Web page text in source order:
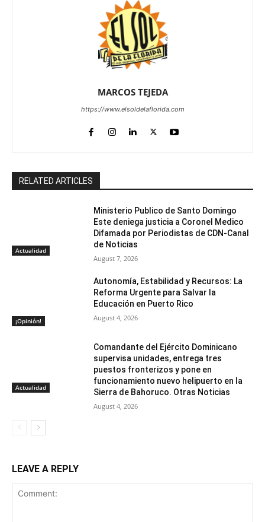
MARCOS TEJEDA
https://www.elsoldelaflorida.com
RELATED ARTICLES
Actualidad
Ministerio Publico de Santo Domingo
Este deniega justicia a Coronel Medico
Difamada por Periodistas de CDN-Canal
de Noticias
August 7, 2026
¡Opinión!
Autonomía, Estabilidad y Recursos: La
Reforma Urgente para Salvar la
Educación en Puerto Rico
August 4, 2026
Actualidad
Comandante del Ejército Dominicano
supervisa unidades, entrega tres
puestos fronterizos y pone en
funcionamiento nuevo helipuerto en la
Sierra de Bahoruco. Otras Noticias
August 4, 2026
LEAVE A REPLY